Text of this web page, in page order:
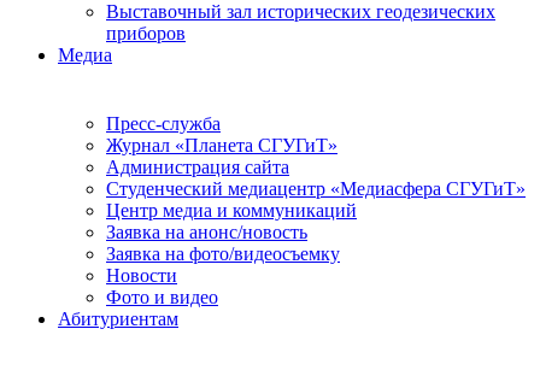
Выставочный зал исторических геодезических
приборов
Медиа
Пресс-служба
Журнал «Планета СГУГиТ»
Администрация сайта
Студенческий медиацентр «Медиасфера СГУГиТ»
Центр медиа и коммуникаций
Заявка на анонс/новость
Заявка на фото/видеосъемку
Новости
Фото и видео
Абитуриентам